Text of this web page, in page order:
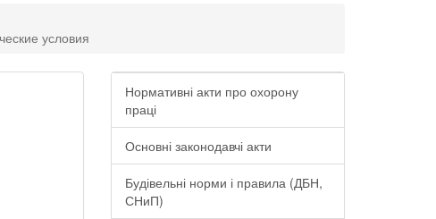
условия
Нормативні акти про охорону
праці
Основні законодавчі акти
Будівельні норми і правила (ДБН,
СНиП)